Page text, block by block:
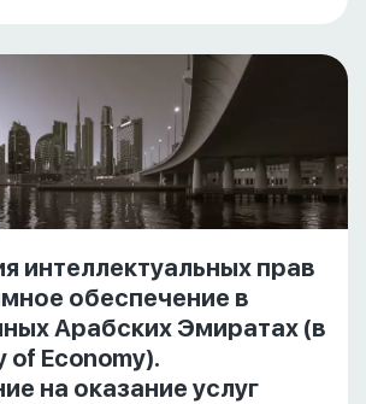
интеллектуальных прав
обеспечение в
Арабских Эмиратах (в
of Economy).
на оказание услуг